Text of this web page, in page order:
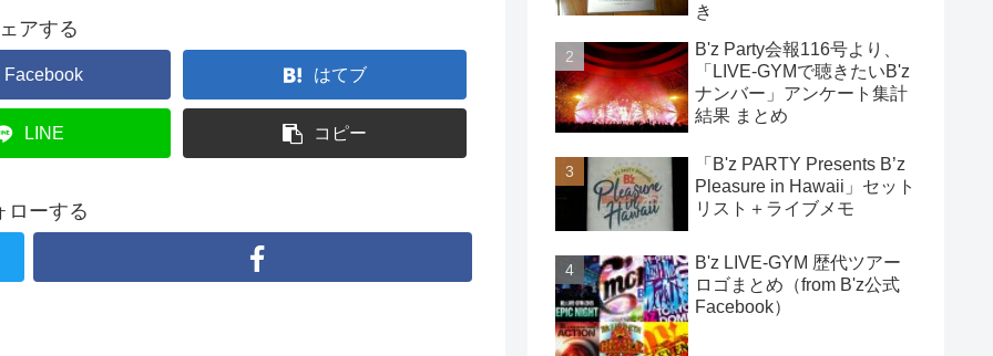
アする
Facebook はてブ
LINE コピー
ローする
き
B'z Party会報116号より、
「LIVE-GYMで聴きたいB'z
ナンバー」アンケート集計
結果 まとめ
「B'z PARTY Presents B’z
Pleasure in Hawaii」セット
リスト＋ライブメモ
B'z LIVE-GYM 歴代ツアー
ロゴまとめ（from B'z公式
Facebook）